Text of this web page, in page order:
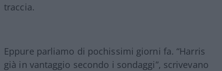
traccia.
Eppure parliamo di pochissimi giorni fa. “Harris
già in vantaggio secondo i sondaggi”, scrivevano